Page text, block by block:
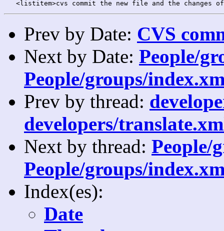
Prev by Date: CVS
Next by Date: People/
People/groups/
Prev by thread:
developers/
Next by thread: People/
People/groups/
Index(es):
Date